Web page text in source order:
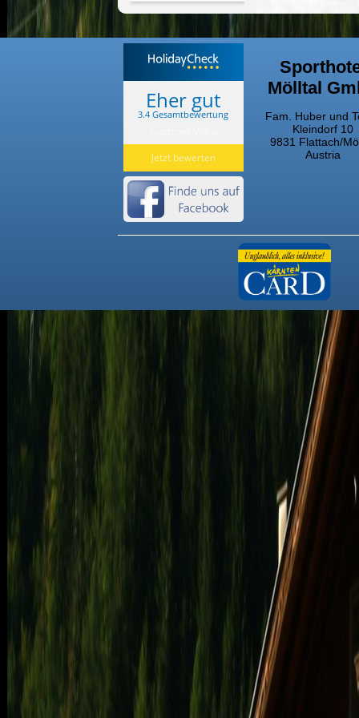
Eher gut
3.4 Gesamtbewertung
Jetzt bewerten
Mölltal
Fam. Huber und
Kleindorf 10
9831 Flattach/
Austria